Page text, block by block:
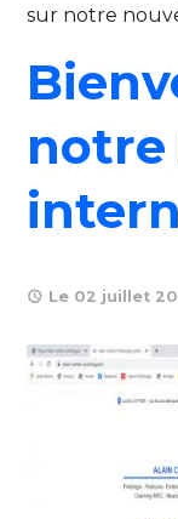
sur notre
notre
Le 02 juillet